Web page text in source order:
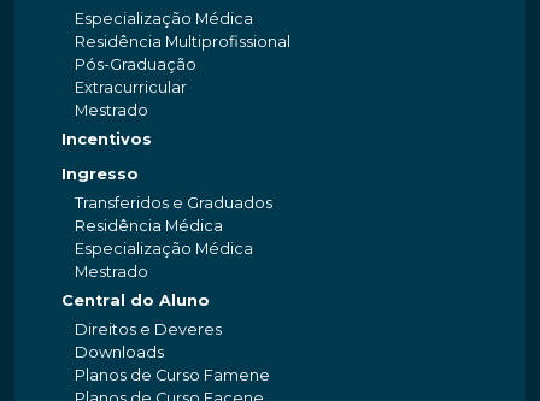
Especialização Médica
Residência Multiprofissional
Pós-Graduação
Extracurricular
Mestrado
Incentivos
Ingresso
Transferidos e Graduados
Residência Médica
Especialização Médica
Mestrado
Central do Aluno
Direitos e Deveres
Downloads
Planos de Curso Famene